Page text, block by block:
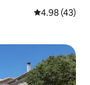
平均评分
4.98 (43)